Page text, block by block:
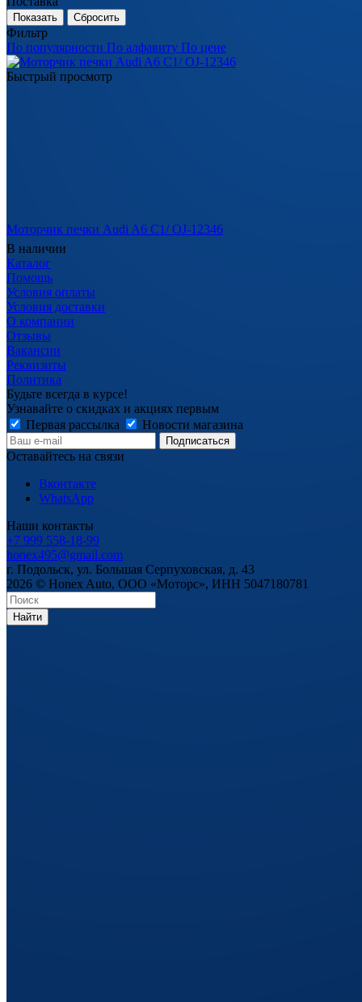
Сбросить
Фильтр
По популярности По алфавиту По цене
Быстрый просмотр
Моторчик печки Audi A6 C1/ OJ-12346
В наличии
Каталог
Помощь
Условия оплаты
Условия доставки
О компании
Отзывы
Вакансии
Реквизиты
Политика
Будьте всегда в курсе!
Узнавайте о скидках и акциях первым
Первая рассылка
Новости магазина
Оставайтесь на связи
Вконтакте
WhatsApp
Наши контакты
+7 999 558-18-99
honex495@gmail.com
г. Подольск, ул. Большая Серпуховская, д. 43
2026 © Honex Auto, ООО «Моторс», ИНН 5047180781
Найти